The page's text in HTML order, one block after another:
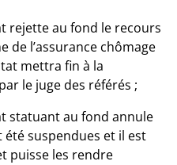
rejette au fond le recours
de l’assurance chômage
mettra fin à la
le juge des référés ;
statuant au fond annule
suspendues et il est
puisse les rendre